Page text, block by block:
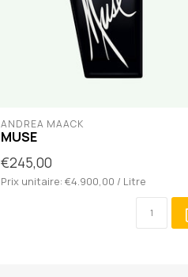
ANDREA MAACK
MUSE
€245,00
Prix unitaire: €4.900,00 / Litre